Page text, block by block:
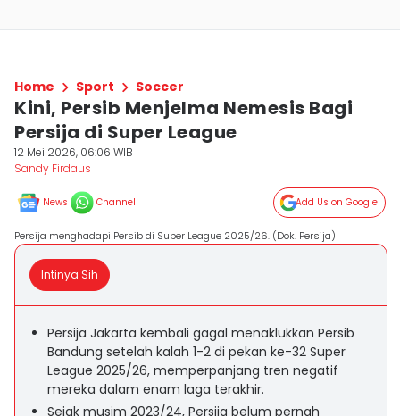
Home Sport Soccer
Kini, Persib Menjelma Nemesis Bagi
Persija di Super League
12 Mei 2026, 06:06 WIB
Sandy Firdaus
News Channel Add Us on Google
Persija menghadapi Persib di Super League 2025/26. (Dok. Persija)
Intinya Sih
Persija Jakarta kembali gagal menaklukkan Persib
Bandung setelah kalah 1-2 di pekan ke-32 Super
League 2025/26, memperpanjang tren negatif
mereka dalam enam laga terakhir.
Sejak musim 2023/24, Persija belum pernah